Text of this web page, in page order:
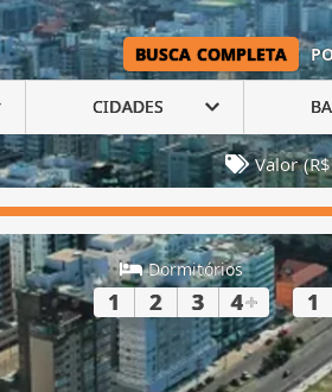
BUSCA COMPLETA
CIDADES
Valor
Dormitórios
1 2 3 4+ 1